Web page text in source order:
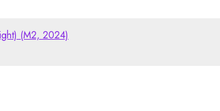
(M2, 2024)